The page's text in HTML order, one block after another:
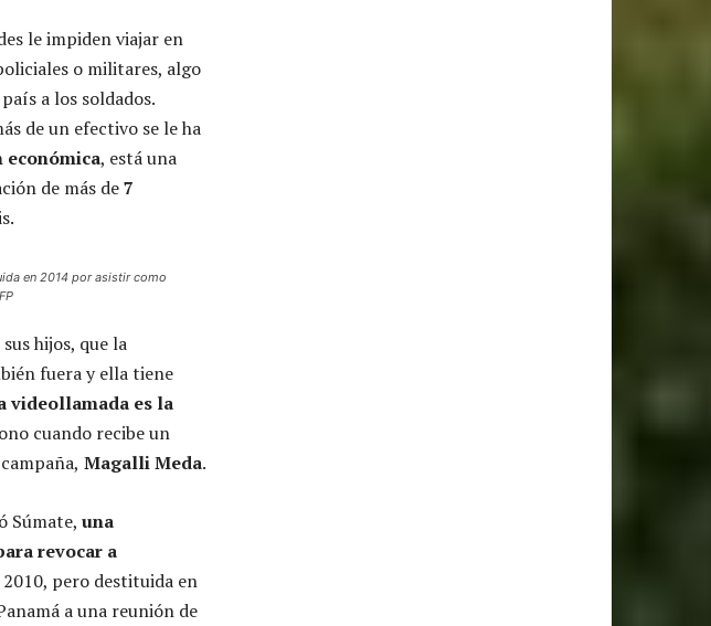
le impiden viajar en
o militares, algo
a los soldados.
de un efectivo se le ha
económica, está una
de más de7
en 2014 por asistir como
hijos, que la
fuera y ella tiene
videollamada es la
cuando recibe un
Magalli Meda.
Súmate, una
revocar a
pero destituida en
a una reunión de